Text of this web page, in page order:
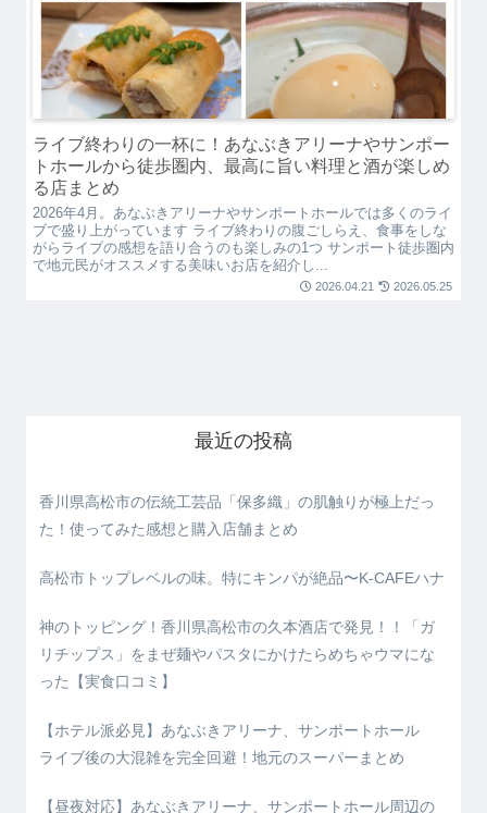
ライブ終わりの一杯に！あなぶきアリーナやサンポー
トホールから徒歩圏内、最高に旨い料理と酒が楽しめ
る店まとめ
2026年4月。あなぶきアリーナやサンポートホールでは多くのライ
ブで盛り上がっています ライブ終わりの腹ごしらえ、食事をしな
がらライブの感想を語り合うのも楽しみの1つ サンポート徒歩圏内
で地元民がオススメする美味いお店を紹介し...
2026.04.21 2026.05.25
最近の投稿
香川県高松市の伝統工芸品「保多織」の肌触りが極上だっ
た！使ってみた感想と購入店舗まとめ
高松市トップレベルの味。特にキンパが絶品〜K-CAFEハナ
神のトッピング！香川県高松市の久本酒店で発見！！「ガ
リチップス」をまぜ麺やパスタにかけたらめちゃウマにな
った【実食口コミ】
【ホテル派必見】あなぶきアリーナ、サンポートホール
ライブ後の大混雑を完全回避！地元のスーパーまとめ
【昼夜対応】あなぶきアリーナ、サンポートホール周辺の